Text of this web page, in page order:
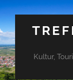
Kultur,